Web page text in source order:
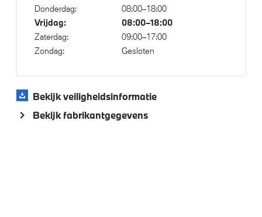
Achteruitrijcamera
Active Cruise Control
Parking Assistant
Automatisch dimmende binnen- en buitenspiegel
bestuurderzijde
Driving Assistant
Donderdag:
08:00–18:00
Vrijdag: 08:00–18:00
Zaterdag:
09:00–17:00
Zondag:
Gesloten
Bekijk veiligheidsinformatie
Bekijk fabrikantgegevens